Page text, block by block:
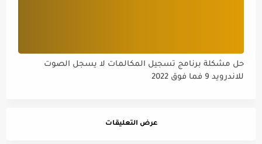
حل مشكلة برنامج تسجيل المكالمات لا يسجل الصوت
للاندرويد 9 فما فوق 2022
عرض التعليقات